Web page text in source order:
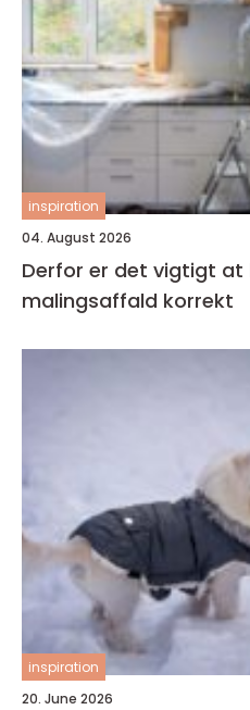
inspiration
04. August 2026
Derfor er det vigtigt at
malingsaffald korrekt
inspiration
20. June 2026